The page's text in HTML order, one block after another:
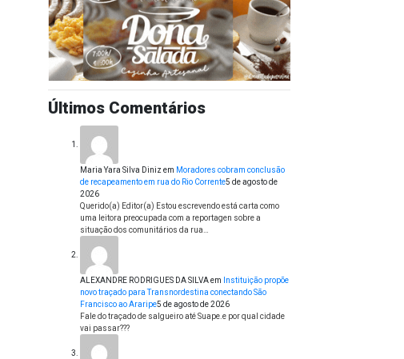
Últimos Comentários
Maria Yara Silva Diniz em Moradores cobram conclusão
de recapeamento em rua do Rio Corrente5 de agosto de
2026
Querido(a) Editor(a) Estou escrevendo está carta como
uma leitora preocupada com a reportagen sobre a
situação dos comunitários da rua…
ALEXANDRE RODRIGUES DA SILVAem
Instituição propõe
novo traçado para Transnordestina conectando São
Francisco ao Araripe5 de agosto de 2026
Fale do traçado de salgueiro até Suape.e por qual cidade
vai passar???